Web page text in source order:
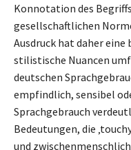
Konnotation des
gesellschaftlichen
Ausdruck hat daher eine
stilistische Nuancen
deutschen
empfindlich, sensibel
Sprachgebrauch
Bedeutungen, die
und